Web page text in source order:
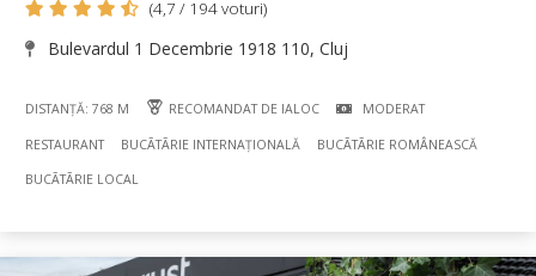
(4,7 / 194 voturi)
Bulevardul 1 Decembrie 1918 110, Cluj
DISTANȚĂ: 768 M RECOMANDAT DE IALOC MODERAT
RESTAURANT BUCÃTÃRIE INTERNAȚIONALĂ BUCÃTÃRIE ROMÂNEASCĂ
BUCÃTÃRIE LOCAL